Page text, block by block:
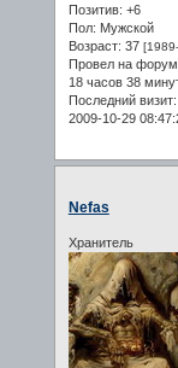
Позитив: +6
Пол: Мужской
Возраст: 37
Провел на
18 часов 38
Последний визит:
2009-10-29
Nefas
Хранитель